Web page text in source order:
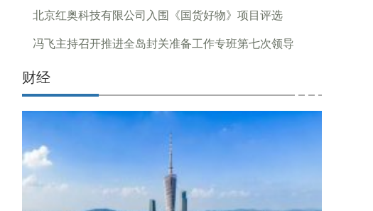
北京红奥科技有限公司入围《国货好物》项目评选
冯飞主持召开推进全岛封关准备工作专班第七次领导
财经